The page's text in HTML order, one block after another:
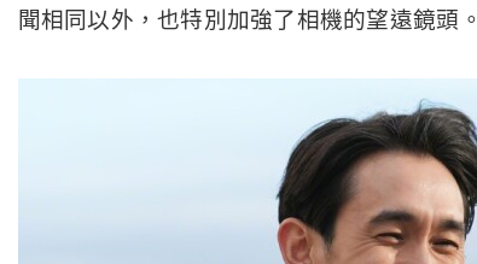
聞相同以外，也特別加強了相機的望遠鏡頭。